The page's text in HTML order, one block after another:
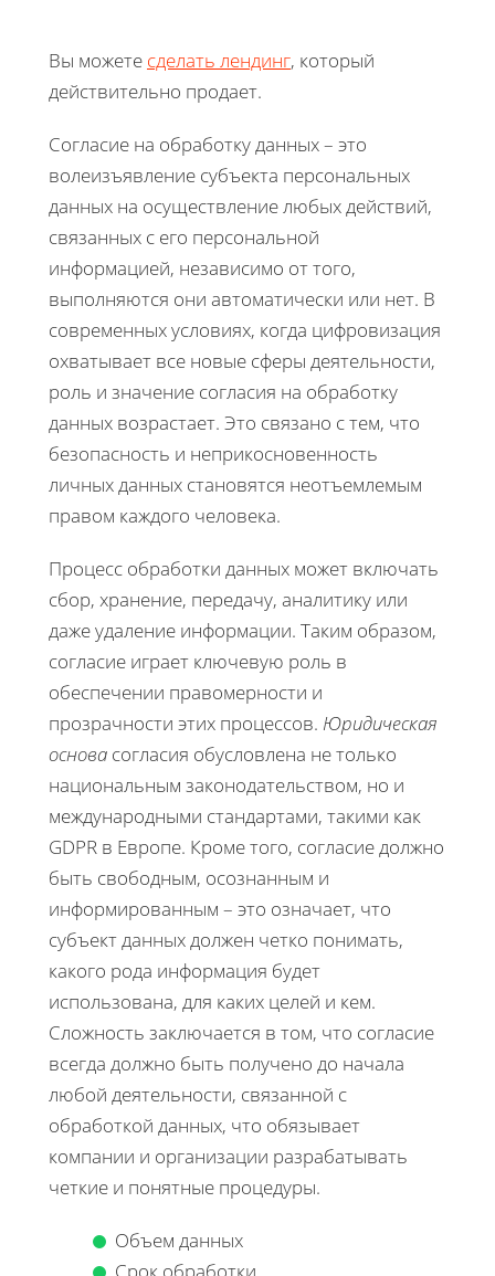
Вы можете сделать лендинг, который
действительно продает.
Согласие на обработку данных – это
волеизъявление субъекта персональных
данных на осуществление любых действий,
связанных с его персональной
информацией, независимо от того,
выполняются они автоматически или нет. В
современных условиях, когда цифровизация
охватывает все новые сферы деятельности,
роль и значение согласия на обработку
данных возрастает. Это связано с тем, что
безопасность и неприкосновенность
личных данных становятся неотъемлемым
правом каждого человека.
Процесс обработки данных может включать
сбор, хранение, передачу, аналитику или
даже удаление информации. Таким образом,
согласие играет ключевую роль в
обеспечении правомерности и
прозрачности этих процессов. Юридическая
основа согласия обусловлена не только
национальным законодательством, но и
международными стандартами, такими как
GDPR в Европе. Кроме того, согласие должно
быть свободным, осознанным и
информированным – это означает, что
субъект данных должен четко понимать,
какого рода информация будет
использована, для каких целей и кем.
Сложность заключается в том, что согласие
всегда должно быть получено до начала
любой деятельности, связанной с
обработкой данных, что обязывает
компании и организации разрабатывать
четкие и понятные процедуры.
Объем данных
Срок обработки